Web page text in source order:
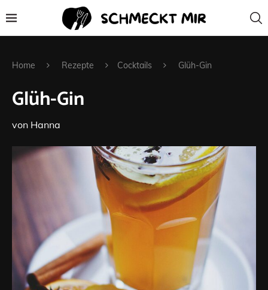
Home Rezepte Cocktails Glüh-Gin
Glüh-Gin
von Hanna